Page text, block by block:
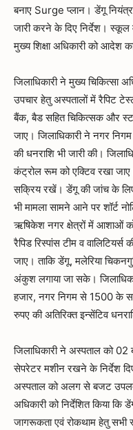
बनाए Surge प्लान। डेंगू
जारी करने के दिए निर्देश।
मुख्य शिक्षा अधिकारी को आदेश
जिलाधिकारी ने मुख्य चिकित्सा
उपचार हेतु अस्पतालों में रैपिट
बैंक, बैड सहित चिकित्सक और
जाए। जिलाधिकारी ने नगर
की धनराशि भी जारी की।
कंट्रोल रूम को एक्टिव रखा
सक्रिय रखें। डेंगू की जांच के लिए
भी मामला सामने आने पर शॉर्ट
ऋषिकेश नगर क्षेत्रों में आशाओं
रैपिड रिस्पांस टीम व वालिटियर्स
जाए। ताकि डेंगू, मलेरिया
अंकुश लगाया जा सके।
हजार, नगर निगम से 1500 के
रुपए की अतिरिक्त इन्सेंटिव
जिलाधिकारी ने अस्पताल को
सेपरेटर मशीन रखने के निर्देश
अस्पताल को अलग से बजट उपलब्ध
अधिकारी को निर्देशित किया
जागरूकता एवं रोकथाम हेतु सभी